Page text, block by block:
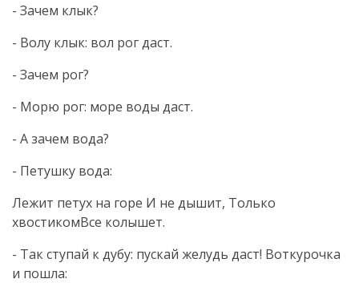
- Зачем клык?
- Волу клык: вол рог даст.
- Зачем рог?
- Морю рог: море воды даст.
- А зачем вода?
- Петушку вода:
Лежит петух на горе И не дышит, Только
хвостикомВсе колышет.
- Так ступай к дубу: пускай желудь даст! Воткурочка
и пошла: